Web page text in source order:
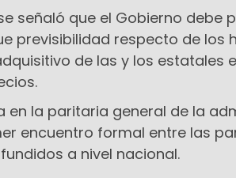
señaló que el Gobierno debe
previsibilidad respecto de los
de las y los estatales
en la paritaria general de la
encuentro formal entre las
a nivel nacional.